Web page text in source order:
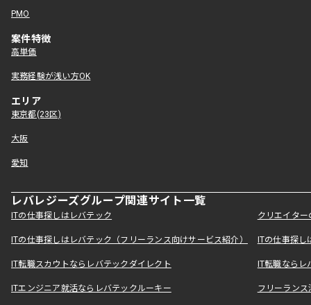
PMO
案件特徴
高単価
実務経験が浅い方OK
エリア
東京都(23区)
大阪
愛知
レバレジーズグループ関連サイト一覧
ITの仕事探しはレバテック クリエイタ
ITの仕事探しはレバテック（フリーランス向けサービス紹介） ITの仕事探
IT転職スカウトならレバテックダイレクト IT転職なら
ITエンジニア就活ならレバテックルーキー フリーラン